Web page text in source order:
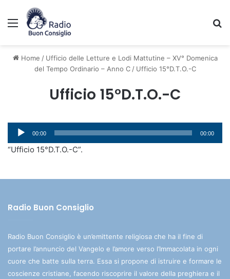
Menu
Home / Ufficio delle Letture e Lodi Mattutine – XV° Domenica
del Tempo Ordinario – Anno C / Ufficio 15°D.T.O.-C
Ufficio 15°D.T.O.-C
Audio
Player
00:00 00:00
“Ufficio 15°D.T.O.-C”.
Radio Buon Consiglio
Radio Buon Consiglio è un’emittente religiosa che ha il fine di
portare l’annuncio del Vangelo e l’amore verso l’Immacolata in ogni
cuore che batte sulla terra. Essa si propone di istruire e formare le
coscienze cristiane, facendo riscoprire il valore della preghiera e il